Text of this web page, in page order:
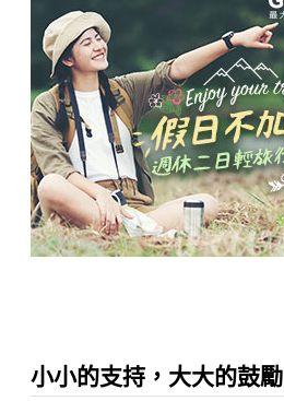
小小的支持，大大的鼓勵